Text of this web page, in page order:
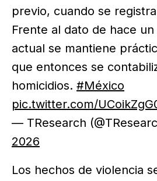
previo, cuando se
Frente al dato de hace
actual se mantiene
que entonces se
homicidios. #México
pic.twitter.com/
— TResearch
2026
Los hechos de violencia